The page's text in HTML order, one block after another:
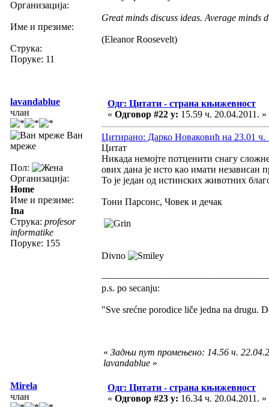
Организација:
Име и презиме:
Струка:
Поруке: 11
Great minds discuss ideas. Average minds
(Eleanor Roosevelt)
lavandablue
члан
Ван
мреже
Пол:
Организација:
Home
Име и презиме:
Ina
Струка: profesor
informatike
Поруке: 155
Одг: Цитати - страна књижевност
« Одговор #22 у: 15.59 ч. 20.04.2011. »
Цитирано: Дарко Новаковић на 23.01 ч.
Цитат
Никада немојте потценити снагу
ових дана је исто као имати
То је један од истинских животних
Тони Парсонс, Човек и дечак
Divno
p.s. po secanju:
"Sve srećne porodice liče jedna na drugu.
« Задњи пут промењено: 14.56 ч.
lavandablue »
Mirela
члан
Одг: Цитати - страна књижевност
« Одговор #23 у: 16.34 ч. 20.04.2011. »